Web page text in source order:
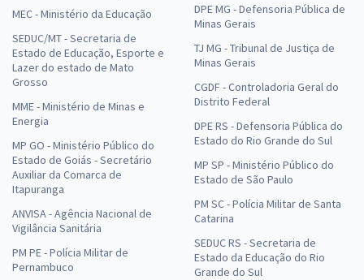
MEC - Ministério da Educação
SEDUC/MT - Secretaria de
Estado de Educação, Esporte e
Lazer do estado de Mato
Grosso
MME - Ministério de Minas e
Energia
MP GO - Ministério Público do
Estado de Goiás - Secretário
Auxiliar da Comarca de
Itapuranga
ANVISA - Agência Nacional de
Vigilância Sanitária
PM PE - Polícia Militar de
Pernambuco
DPE MG - Defensoria Pública de
Minas Gerais
TJ MG - Tribunal de Justiça de
Minas Gerais
CGDF - Controladoria Geral do
Distrito Federal
DPE RS - Defensoria Pública do
Estado do Rio Grande do Sul
MP SP - Ministério Público do
Estado de São Paulo
PM SC - Polícia Militar de Santa
Catarina
SEDUC RS - Secretaria de
Estado da Educação do Rio
Grande do Sul